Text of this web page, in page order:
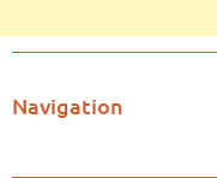
Navigation